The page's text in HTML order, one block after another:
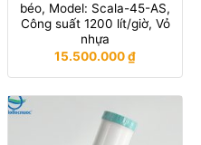
béo, Model: Scala-45-AS,
Công suất 1200 lít/giờ, Vỏ
nhựa
15.500.000₫